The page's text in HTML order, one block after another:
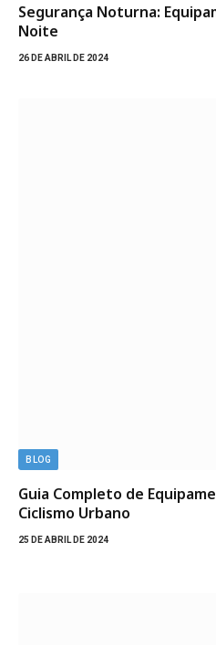
Segurança Noturna:
Noite
26 DE ABRIL DE 2024
BLOG
Guia Completo de
Ciclismo Urbano
25 DE ABRIL DE 2024